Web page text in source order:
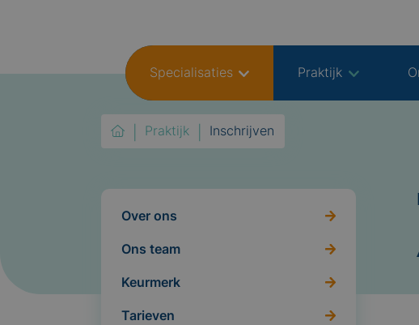
Specialisaties Praktijk
Praktijk Inschrijven
Over ons
Ons team
Keurmerk
Tarieven